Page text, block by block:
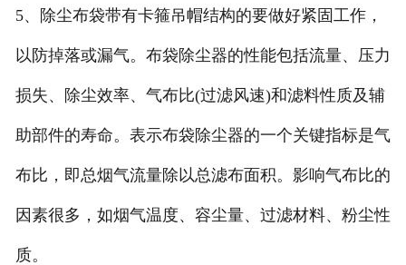
5、除尘布袋带有卡箍吊帽结构的要做好紧固工作，
以防掉落或漏气。布袋除尘器的性能包括流量、压力
损失、除尘效率、气布比(过滤风速)和滤料性质及辅
助部件的寿命。表示布袋除尘器的一个关键指标是气
布比，即总烟气流量除以总滤布面积。影响气布比的
因素很多，如烟气温度、容尘量、过滤材料、粉尘性
质。